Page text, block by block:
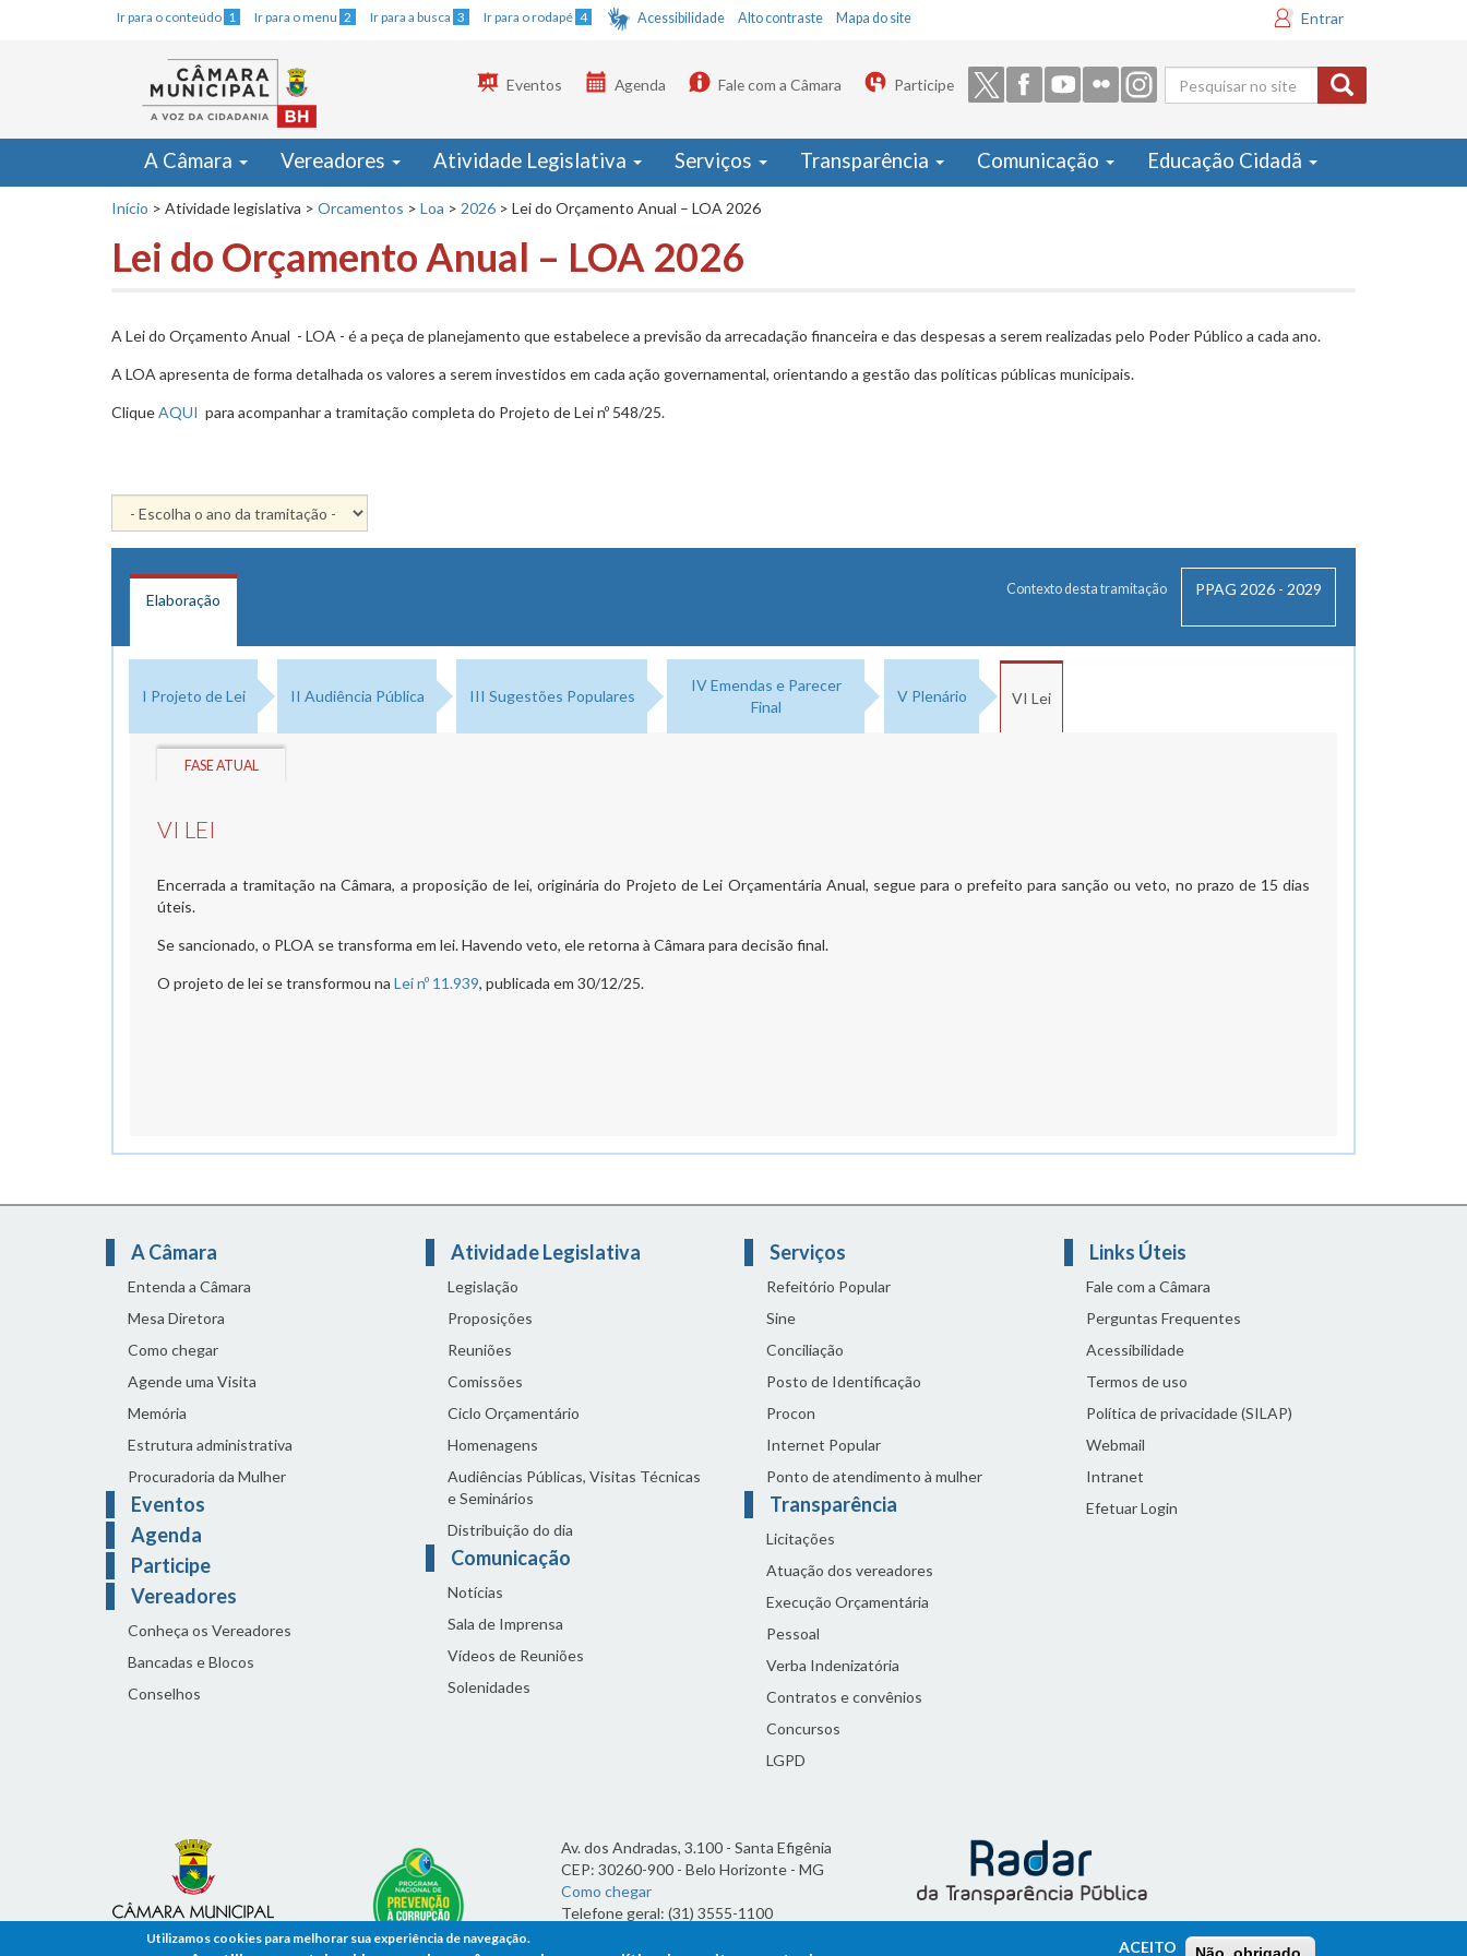
Ir para o conteúdo 1 Ir para o menu 2 Ir para a busca 3 Ir para o rodapé 4 Acessibilidade Alto contraste Mapa do site Entrar
Formulário
de busca
Eventos Agenda Fale com a Câmara Participe
A Câmara Vereadores Atividade Legislativa Serviços Transparência Comunicação Educação Cidadã
Início > Atividade legislativa > Orcamentos > Loa > 2026 > Lei do Orçamento Anual – LOA 2026
Lei do Orçamento Anual – LOA 2026
A Lei do Orçamento Anual - LOA - é a peça de planejamento que estabelece a previsão da arrecadação financeira e das despesas a serem realizadas pelo Poder Público a cada ano.
A LOA apresenta de forma detalhada os valores a serem investidos em cada ação governamental, orientando a gestão das políticas públicas municipais.
CliqueAQUI para acompanhar a tramitação completa do Projeto de Lei nº 548/25.
Encerrada a tramitação na Câmara, a proposição de lei, originária do Projeto de Lei Orçamentária Anual, segue para o prefeito para sanção ou veto, no prazo de 15 dias
úteis.
Se sancionado, o PLOA se transforma em lei. Havendo veto, ele retorna à Câmara para decisão final.
O projeto de lei se transformou na Lei nº 11.939, publicada em 30/12/25.
VI LEI
FASE ATUAL
Elaboração
Contexto desta tramitação PPAG 2026 - 2029
I Projeto de Lei II Audiência Pública III Sugestões Populares
IV Emendas e Parecer
Final
V Plenário VI Lei
A Câmara
Entenda a Câmara
Mesa Diretora
Como chegar
Agende uma Visita
Memória
Estrutura administrativa
Procuradoria da Mulher
Eventos
Agenda
Participe
Vereadores
Conheça os Vereadores
Bancadas e Blocos
Conselhos
Atividade Legislativa
Legislação
Proposições
Reuniões
Comissões
Ciclo Orçamentário
Homenagens
Audiências Públicas, Visitas Técnicas
e Seminários
Distribuição do dia
Comunicação
Notícias
Sala de Imprensa
Vídeos de Reuniões
Solenidades
Serviços
Refeitório Popular
Sine
Conciliação
Posto de Identificação
Procon
Internet Popular
Ponto de atendimento à mulher
Transparência
Licitações
Atuação dos vereadores
Execução Orçamentária
Pessoal
Verba Indenizatória
Contratos e convênios
Concursos
LGPD
Links Úteis
Fale com a Câmara
Perguntas Frequentes
Acessibilidade
Termos de uso
Política de privacidade (SILAP)
Webmail
Intranet
Efetuar Login
Av. dos Andradas, 3.100 - Santa Efigênia
CEP: 30260-900 - Belo Horizonte - MG
Como chegar
Telefone geral: (31) 3555-1100
Utilizamos cookies para melhorar sua experiência de navegação. ACEITO